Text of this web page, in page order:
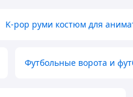
K-pop руми костюм для
Футбольные ворота и